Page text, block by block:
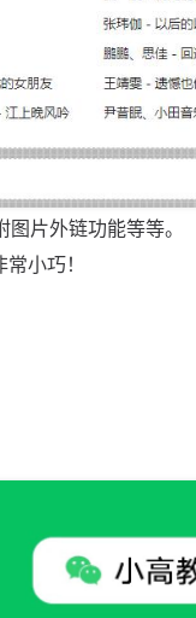
片外链功能等等。
小巧！